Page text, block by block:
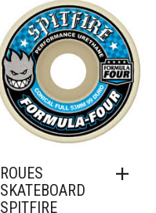
Ajouter à mes favoris
ROUES
SKATEBOARD
SPITFIRE